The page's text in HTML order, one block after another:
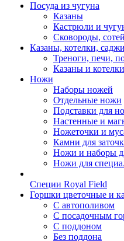
Посуда из чугуна
Казаны
Кастрюли и
Сковороды,
Казаны, котелки,
Треноги, печи,
Казаны и
Ножи
Наборы ножей
Отдельные ножи
Подставки для
Настенные и
Ножеточки и
Камни для
Ножи и наборы
Ножи для
Специи Royal Field
Горшки цветочные и
С автополивом
С посадочным
С поддоном
Без поддона